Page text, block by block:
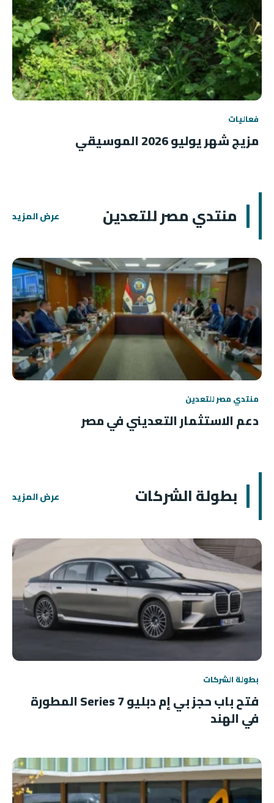
فعاليات
مزيج شهر يوليو 2026 الموسيقي
منتدي مصر للتعدين عرض المزيد
منتدي مصر للتعدين
دعم الاستثمار التعديني في مصر
بطولة الشركات عرض المزيد
بطولة الشركات
فتح باب حجز بي إم دبليو 7 Series المطورة
في الهند